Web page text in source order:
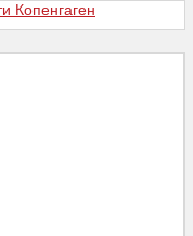
Копенгаген